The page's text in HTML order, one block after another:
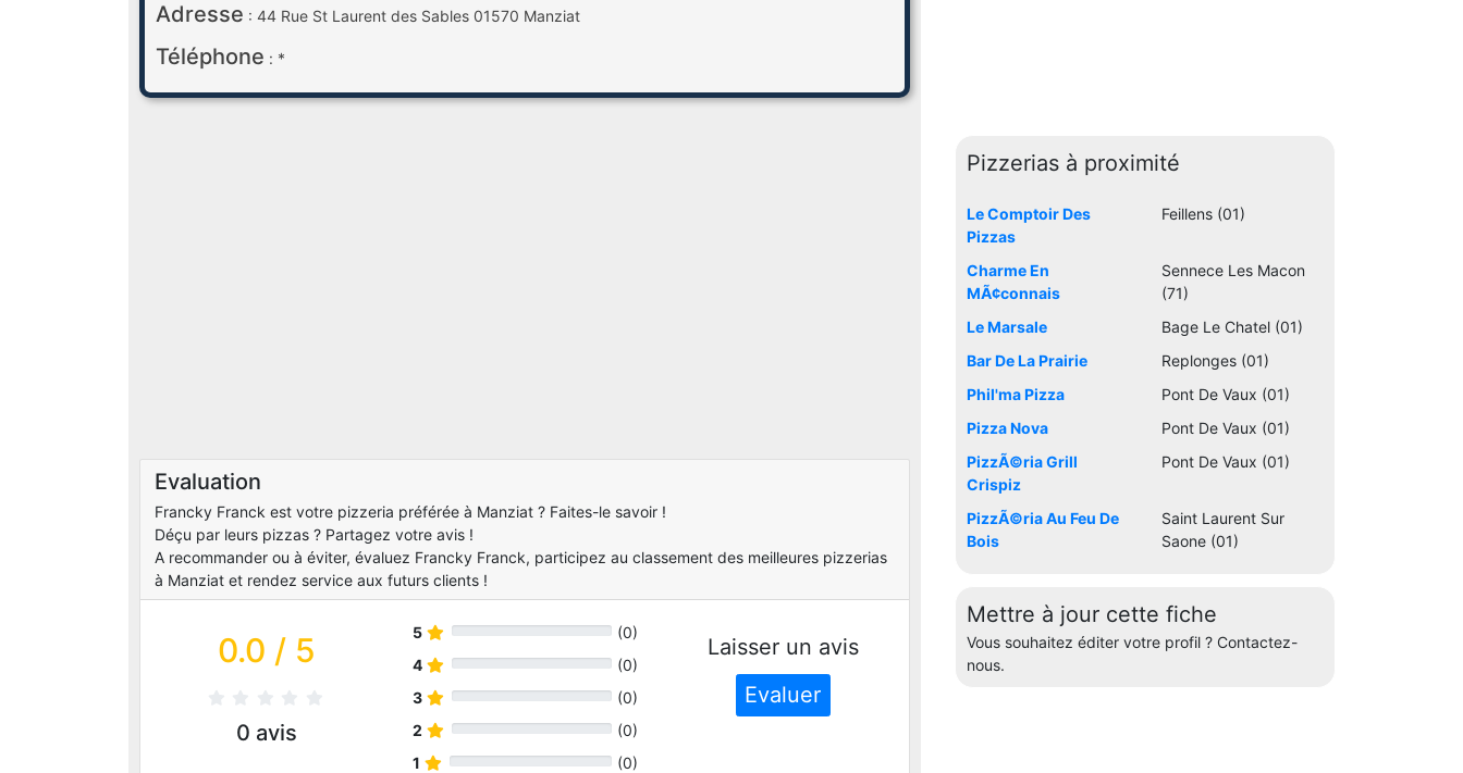
Adresse : 44 Rue St Laurent des Sables 01570 Manziat
Téléphone : *
Evaluation
Francky Franck est votre pizzeria préférée à Manziat ? Faites-le savoir !
Déçu par leurs pizzas ? Partagez votre avis !
A recommander ou à éviter, évaluez Francky Franck, participez au classement des meilleures pizzerias
à Manziat et rendez service aux futurs clients !
0.0 / 5
0 avis
5 (0)
4
(0)
3
(0)
2
(0)
1
(0)
Laisser un avis
Evaluer
Pizzerias à proximité
Le Comptoir Des
Pizzas
Feillens (01)
Charme En
MÃ¢connais
Sennece Les Macon
(71)
Le Marsale
Bage Le Chatel (01)
Bar De La Prairie
Replonges (01)
Phil'ma Pizza
Pont De Vaux (01)
Pizza Nova
Pont De Vaux (01)
PizzÃ©ria Grill
Crispiz
Pont De Vaux (01)
PizzÃ©ria Au Feu De
Bois
Saint Laurent Sur
Saone (01)
Mettre à jour cette fiche
Vous souhaitez éditer votre profil ? Contactez-
nous.